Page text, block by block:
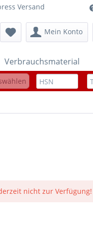
Versand
Mein Konto
Verbrauchsmaterial
nicht zur Verfügung!